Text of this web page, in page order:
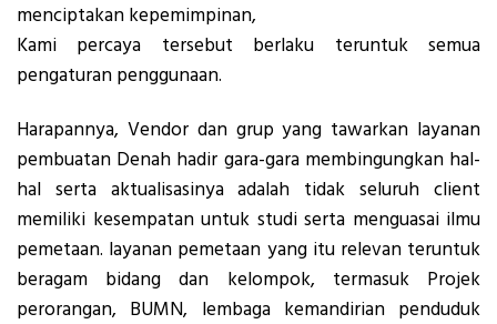
menciptakan kepemimpinan,
Kami percaya tersebut berlaku teruntuk semua
pengaturan penggunaan.
Harapannya, Vendor dan grup yang tawarkan layanan
pembuatan Denah hadir gara-gara membingungkan hal-
hal serta aktualisasinya adalah tidak seluruh client
memiliki kesempatan untuk studi serta menguasai ilmu
pemetaan. layanan pemetaan yang itu relevan teruntuk
beragam bidang dan kelompok, termasuk Projek
perorangan, BUMN, lembaga kemandirian penduduk